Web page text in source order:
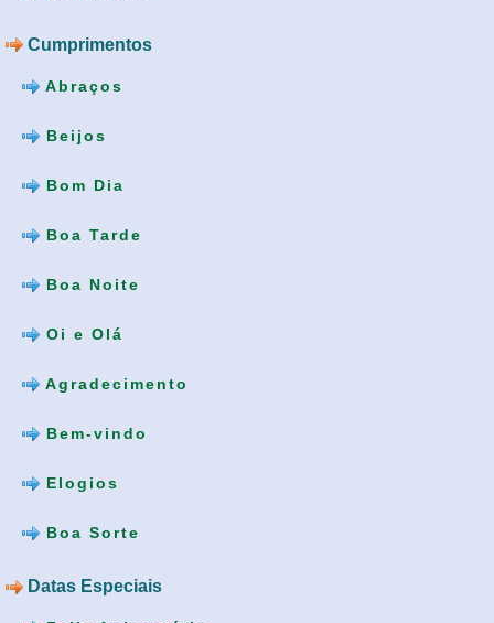
Cumprimentos
Abraços
Beijos
Bom Dia
Boa Tarde
Boa Noite
Oi e Olá
Agradecimento
Bem-vindo
Elogios
Boa Sorte
Datas Especiais